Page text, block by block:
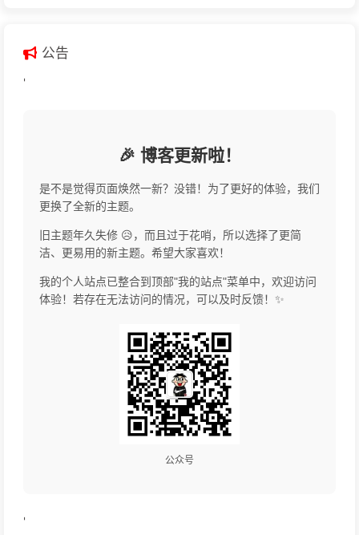
公告
'
🎉 博客更新啦！
是不是觉得页面焕然一新？没错！为了更好的体验，我们
更换了全新的主题。
旧主题年久失修 😥，而且过于花哨，所以选择了更简
洁、更易用的新主题。希望大家喜欢！
我的个人站点已整合到顶部"我的站点"菜单中，欢迎访问
体验！若存在无法访问的情况，可以及时反馈！✨
公众号
'